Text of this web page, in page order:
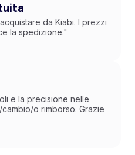
da Kiabi. I prezzi
la spedizione."
e la precisione nelle
o rimborso. Grazie